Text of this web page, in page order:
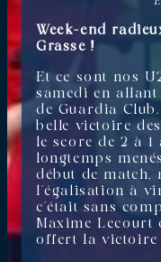
Week-end
Grasse !
Et ce sont nos
samedi en allant
de Guardia
belle victoire
le score de 2 à
longtemps
début de match,
l’égalisation à
c’était sans
Maxime Lecourt
offert la victoire